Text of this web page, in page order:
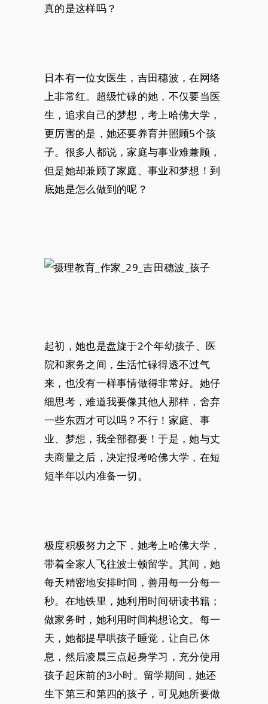
真的是这样吗？
日本有一位女医生，吉田穗波，在网络
上非常红。超级忙碌的她，不仅要当医
生，追求自己的梦想，考上哈佛大学，
更厉害的是，她还要养育并照顾5个孩
子。很多人都说，家庭与事业难兼顾，
但是她却兼顾了家庭、事业和梦想！到
底她是怎么做到的呢？
起初，她也是盘旋于2个年幼孩子、医
院和家务之间，生活忙碌得透不过气
来，也没有一样事情做得非常好。她仔
细思考，难道我要像其他人那样，舍弃
一些东西才可以吗？不行！家庭、事
业、梦想，我全部都要！于是，她与丈
夫商量之后，决定报考哈佛大学，在短
短半年以内准备一切。
极度积极努力之下，她考上哈佛大学，
带着全家人飞往波士顿留学。其间，她
每天精密地安排时间，善用每一分每一
秒。在地铁里，她利用时间研读书籍；
做家务时，她利用时间构想论文。每一
天，她都提早哄孩子睡觉，让自己休
息，然后凌晨三点起身学习，充分使用
孩子起床前的3小时。留学期间，她还
生下第三和第四的孩子，可见她所要做